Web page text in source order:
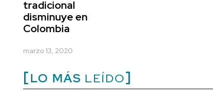
tradicional
disminuye en
Colombia
marzo 13, 2020
LO MÁS LEÍDO